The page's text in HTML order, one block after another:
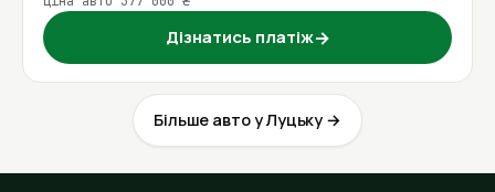
Дізнатись платіж→
Більше авто у Луцьку →